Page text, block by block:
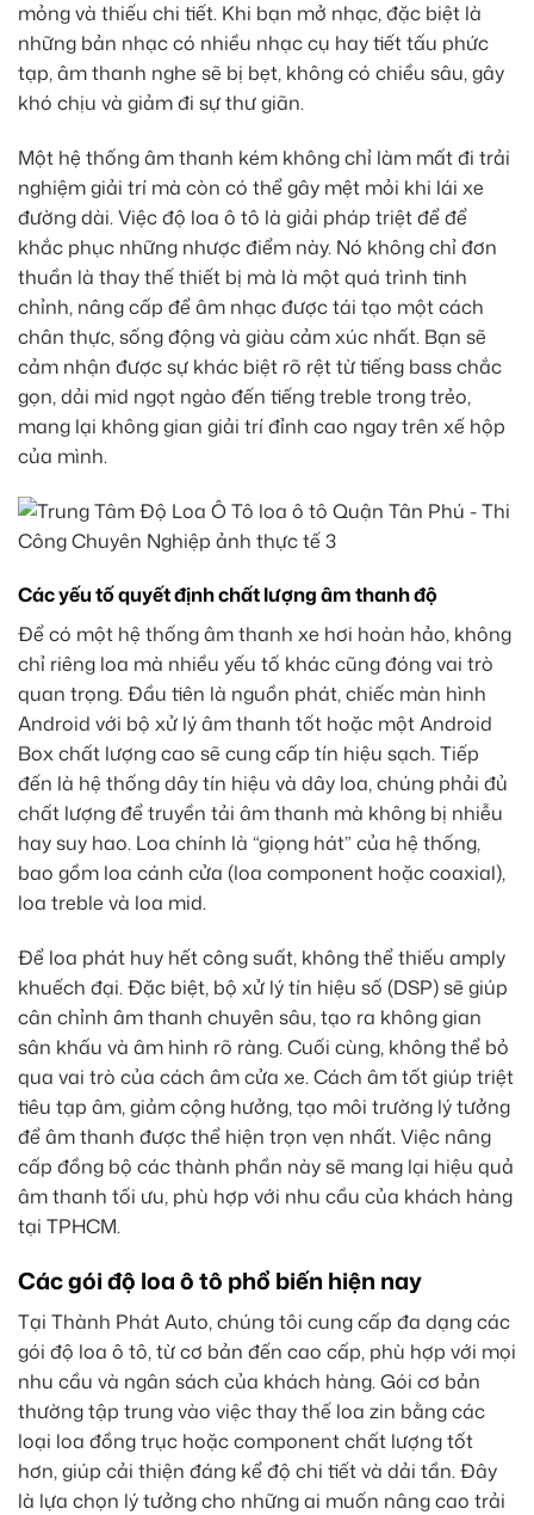
mỏng và thiếu chi tiết. Khi bạn mở nhạc, đặc biệt là
những bản nhạc có nhiều nhạc cụ hay tiết tấu phức
tạp, âm thanh nghe sẽ bị bẹt, không có chiều sâu, gây
khó chịu và giảm đi sự thư giãn.
Một hệ thống âm thanh kém không chỉ làm mất đi trải
nghiệm giải trí mà còn có thể gây mệt mỏi khi lái xe
đường dài. Việc độ loa ô tô là giải pháp triệt để để
khắc phục những nhược điểm này. Nó không chỉ đơn
thuần là thay thế thiết bị mà là một quá trình tinh
chỉnh, nâng cấp để âm nhạc được tái tạo một cách
chân thực, sống động và giàu cảm xúc nhất. Bạn sẽ
cảm nhận được sự khác biệt rõ rệt từ tiếng bass chắc
gọn, dải mid ngọt ngào đến tiếng treble trong trẻo,
mang lại không gian giải trí đỉnh cao ngay trên xế hộp
của mình.
Các yếu tố quyết định chất lượng âm thanh độ
Để có một hệ thống âm thanh xe hơi hoàn hảo, không
chỉ riêng loa mà nhiều yếu tố khác cũng đóng vai trò
quan trọng. Đầu tiên là nguồn phát, chiếc màn hình
Android với bộ xử lý âm thanh tốt hoặc một Android
Box chất lượng cao sẽ cung cấp tín hiệu sạch. Tiếp
đến là hệ thống dây tín hiệu và dây loa, chúng phải đủ
chất lượng để truyền tải âm thanh mà không bị nhiễu
hay suy hao. Loa chính là “giọng hát” của hệ thống,
bao gồm loa cánh cửa (loa component hoặc coaxial),
loa treble và loa mid.
Để loa phát huy hết công suất, không thể thiếu amply
khuếch đại. Đặc biệt, bộ xử lý tín hiệu số (DSP) sẽ giúp
cân chỉnh âm thanh chuyên sâu, tạo ra không gian
sân khấu và âm hình rõ ràng. Cuối cùng, không thể bỏ
qua vai trò của cách âm cửa xe. Cách âm tốt giúp triệt
tiêu tạp âm, giảm cộng hưởng, tạo môi trường lý tưởng
để âm thanh được thể hiện trọn vẹn nhất. Việc nâng
cấp đồng bộ các thành phần này sẽ mang lại hiệu quả
âm thanh tối ưu, phù hợp với nhu cầu của khách hàng
tại TPHCM.
Các gói độ loa ô tô phổ biến hiện nay
Tại Thành Phát Auto, chúng tôi cung cấp đa dạng các
gói độ loa ô tô, từ cơ bản đến cao cấp, phù hợp với mọi
nhu cầu và ngân sách của khách hàng. Gói cơ bản
thường tập trung vào việc thay thế loa zin bằng các
loại loa đồng trục hoặc component chất lượng tốt
hơn, giúp cải thiện đáng kể độ chi tiết và dải tần. Đây
là lựa chọn lý tưởng cho những ai muốn nâng cao trải